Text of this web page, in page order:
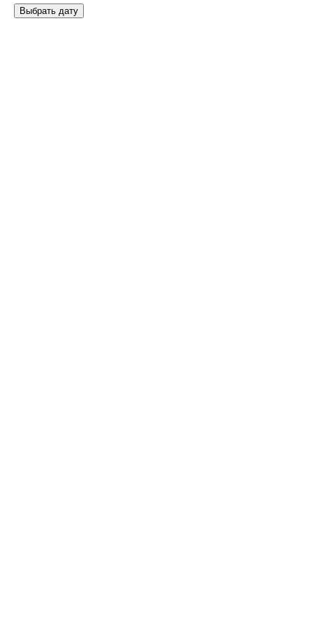
Выбрать дату